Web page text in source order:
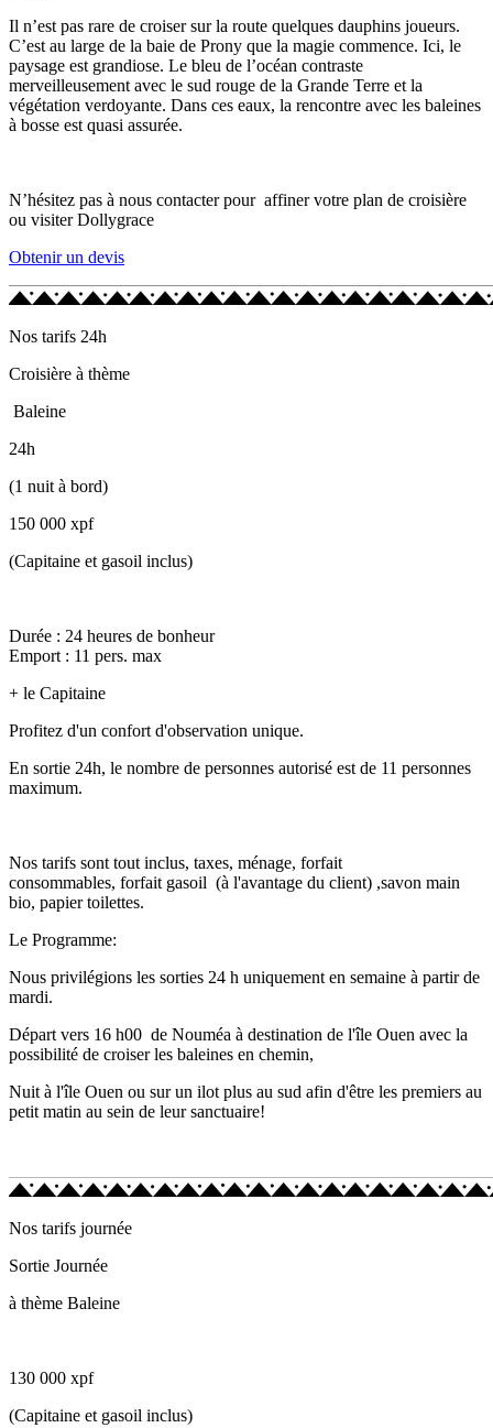
Il n’est pas rare de croiser sur la route quelques dauphins joueurs.
C’est au large de la baie de Prony que la magie commence. Ici, le
paysage est grandiose. Le bleu de l’océan contraste
merveilleusement avec le sud rouge de la Grande Terre et la
végétation verdoyante. Dans ces eaux, la rencontre avec les baleines
à bosse est quasi assurée.
N’hésitez pas à nous contacter pour affiner votre plan de croisière
ou visiter Dollygrace
Obtenir un devis
Nos tarifs 24h
Croisière à thème
Baleine
24h
(1 nuit à bord)
150 000 xpf
(Capitaine et gasoil inclus)
Durée : 24 heures de bonheur
Emport : 11 pers. max
+ le Capitaine
Profitez d'un confort d'observation unique.
En sortie 24h, le nombre de personnes autorisé est de 11 personnes
maximum.
Nos tarifs sont tout inclus, taxes, ménage, forfait
consommables, forfait gasoil (à l'avantage du client) ,savon main
bio, papier toilettes.
Le Programme:
Nous privilégions les sorties 24 h uniquement en semaine à partir de
mardi.
Départ vers 16 h00 de Nouméa à destination de l'île Ouen avec la
possibilité de croiser les baleines en chemin,
Nuit à l'île Ouen ou sur un ilot plus au sud afin d'être les premiers au
petit matin au sein de leur sanctuaire!
Nos tarifs journée
Sortie Journée
à thème Baleine
130 000 xpf
(Capitaine et gasoil inclus)